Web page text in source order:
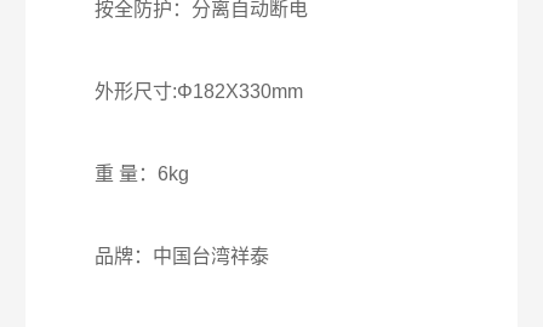
按全防护：分离自动断电
外形尺寸:Φ182X330mm
重 量：6kg
品牌：中国台湾祥泰